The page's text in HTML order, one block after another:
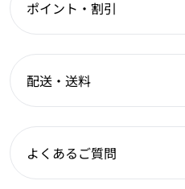
ポイント・割引
配送・送料
よくあるご質問